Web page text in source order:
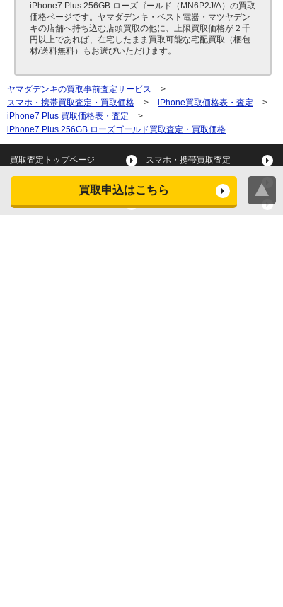
買取申込はこちら
iPhone7 Plus 256GB ローズゴールド（MN6P2J/A）の買取
価格ページです。ヤマダデンキ・ベスト電器・マツヤデン
キの店舗へ持ち込む店頭買取の他に、上限買取価格が２千
円以上であれば、在宅したまま買取可能な宅配買取（梱包
材/送料無料）もお選びいただけます。
ヤマダデンキの買取事前査定サービス
>
スマホ・携帯買取査定・買取価格
> iPhone買取価格表・査定
>
iPhone7 Plus 買取価格表・査定
>
iPhone7 Plus 256GB ローズゴールド買取査定・買取価格
買取査定トップページ スマホ・携帯買取査定
タブレット買取査定
スマートウォッチ買取査定 デジカメ買取査定